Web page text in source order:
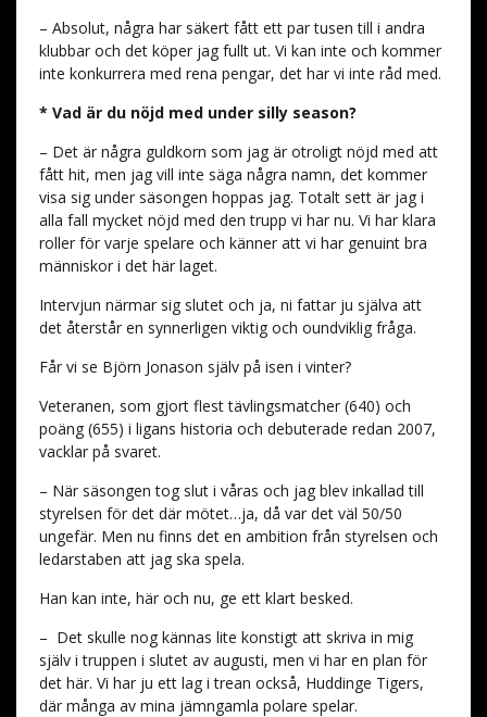
– Absolut, några har säkert fått ett par tusen till i andra
klubbar och det köper jag fullt ut. Vi kan inte och kommer
inte konkurrera med rena pengar, det har vi inte råd med.
* Vad är du nöjd med under silly season?
– Det är några guldkorn som jag är otroligt nöjd med att
fått hit, men jag vill inte säga några namn, det kommer
visa sig under säsongen hoppas jag. Totalt sett är jag i
alla fall mycket nöjd med den trupp vi har nu. Vi har klara
roller för varje spelare och känner att vi har genuint bra
människor i det här laget.
Intervjun närmar sig slutet och ja, ni fattar ju själva att
det återstår en synnerligen viktig och oundviklig fråga.
Får vi se Björn Jonason själv på isen i vinter?
Veteranen, som gjort flest tävlingsmatcher (640) och
poäng (655) i ligans historia och debuterade redan 2007,
vacklar på svaret.
– När säsongen tog slut i våras och jag blev inkallad till
styrelsen för det där mötet…ja, då var det väl 50/50
ungefär. Men nu finns det en ambition från styrelsen och
ledarstaben att jag ska spela.
Han kan inte, här och nu, ge ett klart besked.
– Det skulle nog kännas lite konstigt att skriva in mig
själv i truppen i slutet av augusti, men vi har en plan för
det här. Vi har ju ett lag i trean också, Huddinge Tigers,
där många av mina jämngamla polare spelar.